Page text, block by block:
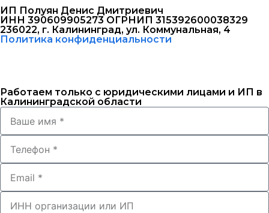
ИП Полуян Денис Дмитриевич
ИНН 390609905273 ОГРНИП 315392600038329
236022, г. Калининград, ул. Коммунальная, 4
Политика конфиденциальности
Работаем только с юридическими лицами и ИП в
Калининградской области